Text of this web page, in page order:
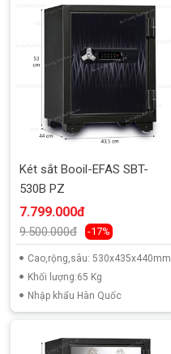
Két sắt Booil-EFAS SBT-
530B PZ
7.799.000đ
9.500.000đ -17%
Cao,rộng,sâu: 530x435x440mm
Khối lượng:65 Kg
Nhập khẩu Hàn Quốc